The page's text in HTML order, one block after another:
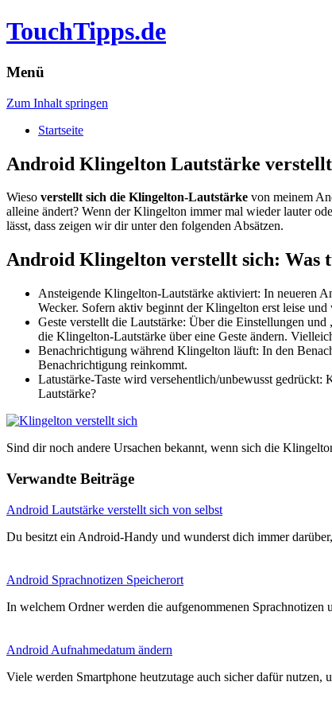
TouchTipps.de
Menü
Zum Inhalt springen
Startseite
Android Klingelton Lautstärke
Wieso verstellt sich die Klingelton-Lautstärke von meinem
alleine ändert? Wenn der Klingelton immer mal wieder lauter
lässt, dass zeigen wir dir unter den folgenden Absätzen.
Android Klingelton verstellt sich: Was
Ansteigende Klingelton-Lautstärke aktiviert: In neueren
Wecker. Sofern aktiv beginnt der Klingelton erst leise und
Geste verstellt die Lautstärke: Über die Einstellungen
die Klingelton-Lautstärke über eine Geste ändern.
Benachrichtigung während Klingelton läuft: In den
Benachrichtigung reinkommt.
Latustärke-Taste wird versehentlich/unbewusst
Lautstärke?
Sind dir noch andere Ursachen bekannt, wenn sich die
Verwandte Beiträge
Android Lautstärke verstellt sich von selbst
Du besitzt ein Android-Handy und wunderst dich immer
Android Sprachnotizen Speicherort
In welchem Ordner werden die aufgenommenen
Android Aufnahmedatum ändern
Viele werden Smartphone heutzutage auch sicher dafür